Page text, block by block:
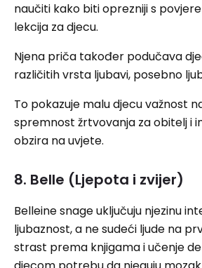
naučiti kako biti oprezniji s
lekcija za djecu.
Njena priča također podučava
različitih vrsta ljubavi, posebno
To pokazuje malu djecu važnost
spremnost žrtvovanja za obitelj i
obzira na uvjete.
8. Belle (Ljepota i zvijer)
Belleine snage uključuju njezinu
ljubaznost, a ne sudeći ljude na
strast prema knjigama i učenje